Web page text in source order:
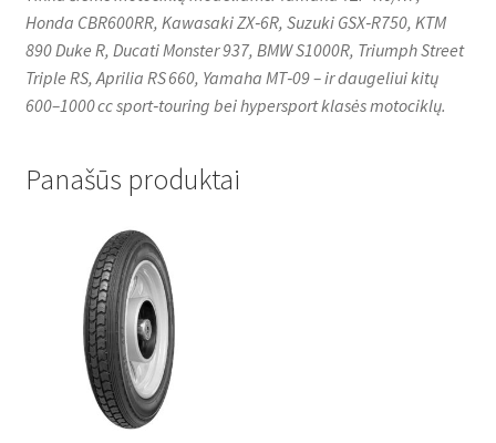
Honda CBR600RR, Kawasaki ZX‑6R, Suzuki GSX‑R750, KTM
890 Duke R, Ducati Monster 937, BMW S1000R, Triumph Street
Triple RS, Aprilia RS 660, Yamaha MT‑09 – ir daugeliui kitų
600–1000 cc sport‑touring bei hypersport klasės motociklų.
Panašūs produktai